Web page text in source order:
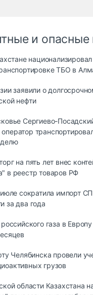
и опасные
ТБО в
заявили о
нефти
Сергиево-
на пять лет внес
в реестр товаров РФ
сократила импорт
за два года
газа в
Челябинска провели
грузов
области Казахстана